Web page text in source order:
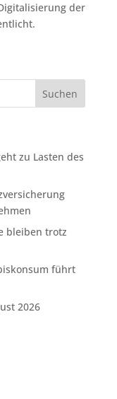
der
zu Lasten des
bleiben trotz
führt
2026